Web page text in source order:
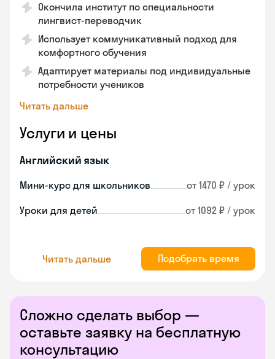
Окончила институт по специальности
лингвист-переводчик
Использует коммуникативный подход для
комфортного обучения
Адаптирует материалы под индивидуальные
потребности учеников
Читать дальше
Услуги и цены
Английский язык
Мини-курс для школьников от 1470 ₽ / урок
Уроки для детей от 1092 ₽ / урок
Читать дальше Подобрать время
Сложно сделать выбор —
оставьте заявку на бесплатную
консультацию